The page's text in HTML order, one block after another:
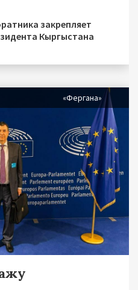
закрепляет
Кыргыстана
«Фергана»